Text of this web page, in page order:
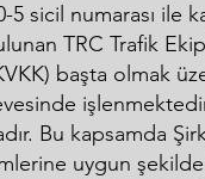
sicil numarası ile
TRC Trafik
başta olmak
Bu kapsamda
uygun